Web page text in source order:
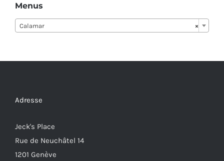
Menus
×
Calamar
Adresse
Jeck's Place
Rue de Neuchâtel 14
1201 Genève